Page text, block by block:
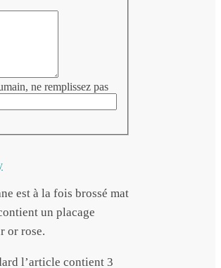
ne remplissez pas
est à la fois brossé mat
un placage
or rose.
l’article contient 3